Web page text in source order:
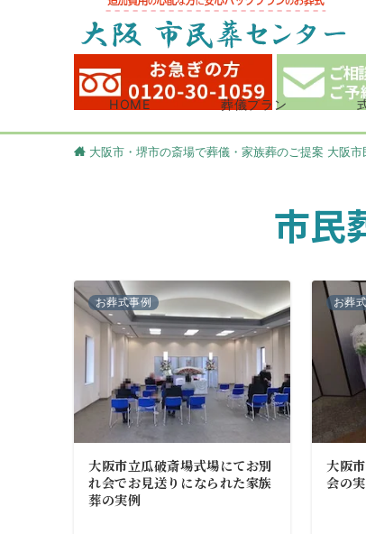
HOME 葬儀プラン
大阪市・堺市の斎場で葬儀・家族葬のご提案 大阪市
市民
お葬式事例
大阪市立瓜破斎場式場にてお別
れ会でお見送りになられた家族
葬の実例
お葬
大阪
会の